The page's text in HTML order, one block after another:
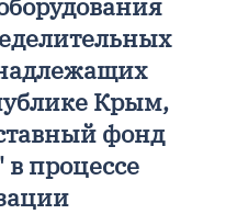
Крым,
фонд
процессе